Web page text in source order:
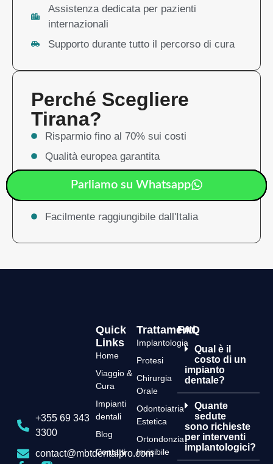
Parliamo su Whatsapp
Parliamo su Whatsapp
Parliamo su Whatsapp
Parliamo su Whatsapp
Parliamo su Whatsapp
Assistenza dedicata per pazienti
internazionali
Supporto durante tutto il percorso di cura
Perché Scegliere
Tirana?
Risparmio fino al 70% sui costi
Qualità europea garantita
Facilmente raggiungibile dall'Italia
Parliamo su Whatsapp
+355 69 343
3300
contact@mbtdentalpro.com
Trattamenti
Implantologia
Protesi
Chirurgia
Orale
Odontoiatria
Estetica
Ortondonzia
Invisibile
Quick
Links
Home
Viaggio &
Cura
Impianti
dentali
Blog
Contatti
FAQ
Qual è il
costo di un
impianto
dentale?
Quante
sedute
sono richieste
per interventi
implantologici?